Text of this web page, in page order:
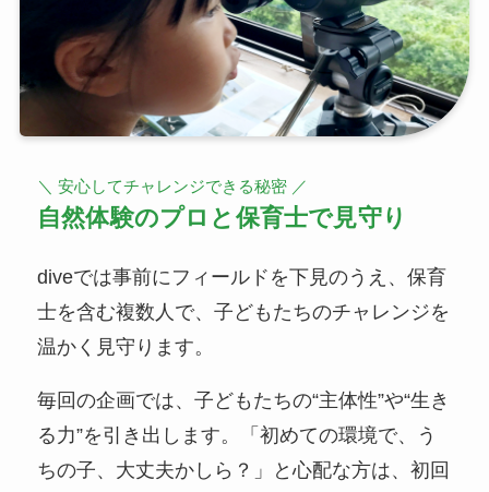
＼ 安心してチャレンジできる秘密 ／
自然体験のプロと保育士で見守り
diveでは事前にフィールドを下見のうえ、保育
士を含む複数人で、子どもたちのチャレンジを
温かく見守ります。
毎回の企画では、子どもたちの“主体性”や“生き
る力”を引き出します。「初めての環境で、う
ちの子、大丈夫かしら？」と心配な方は、初回